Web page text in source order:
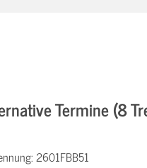
Termine (8
2601FBB51